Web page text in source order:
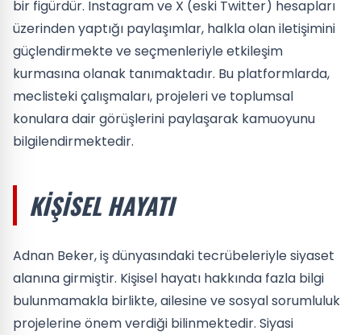
bir figürdür. Instagram ve X (eski Twitter) hesapları
üzerinden yaptığı paylaşımlar, halkla olan iletişimini
güçlendirmekte ve seçmenleriyle etkileşim
kurmasına olanak tanımaktadır. Bu platformlarda,
meclisteki çalışmaları, projeleri ve toplumsal
konulara dair görüşlerini paylaşarak kamuoyunu
bilgilendirmektedir.
KIŞISEL HAYATI
Adnan Beker, iş dünyasındaki tecrübeleriyle siyaset
alanına girmiştir. Kişisel hayatı hakkında fazla bilgi
bulunmamakla birlikte, ailesine ve sosyal sorumluluk
projelerine önem verdiği bilinmektedir. Siyasi